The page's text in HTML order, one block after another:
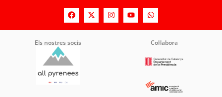
Els nostres socis Col·labora